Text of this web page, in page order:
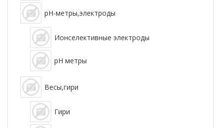
pH-метры,электроды
Ионселективные электроды
рН метры
Весы,гири
Гири